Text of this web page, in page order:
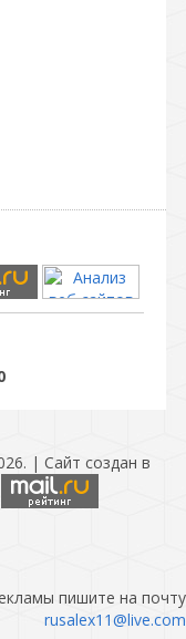
. | Сайт создан в
пишите на почту
rusalex11@live.com